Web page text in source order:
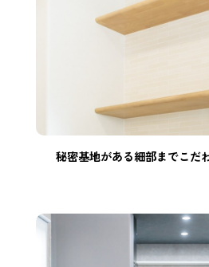
秘密基地がある細部までこだ